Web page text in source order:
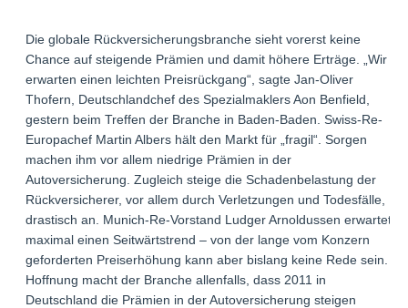
Die globale Rückversicherungsbranche sieht vorerst keine
Chance auf steigende Prämien und damit höhere Erträge. „Wir
erwarten einen leichten Preisrückgang“, sagte Jan-Oliver
Thofern, Deutschlandchef des Spezialmaklers Aon Benfield,
gestern beim Treffen der Branche in Baden-Baden. Swiss-Re-
Europachef Martin Albers hält den Markt für „fragil“. Sorgen
machen ihm vor allem niedrige Prämien in der
Autoversicherung. Zugleich steige die Schadenbelastung der
Rückversicherer, vor allem durch Verletzungen und Todesfälle,
drastisch an. Munich-Re-Vorstand Ludger Arnoldussen erwartet
maximal einen Seitwärtstrend – von der lange vom Konzern
geforderten Preiserhöhung kann aber bislang keine Rede sein.
Hoffnung macht der Branche allenfalls, dass 2011 in
Deutschland die Prämien in der Autoversicherung steigen